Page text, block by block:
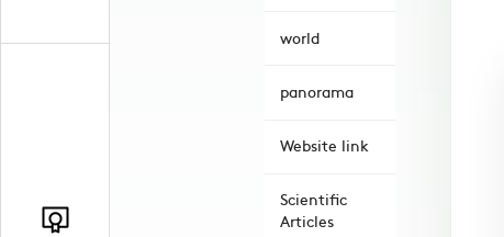
world
panorama
Website link
Scientific
Articles